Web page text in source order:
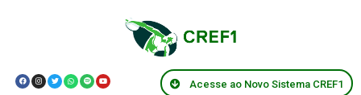
Acesse ao Novo Sistema CREF1